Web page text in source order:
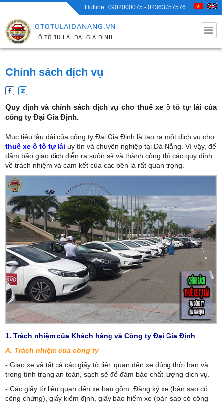
0902000075 - 02363757576
OTOTULAIDANANG.VN
Ô TÔ TỰ LÁI ĐẠI GIA ĐỊNH
Chính sách dịch vụ
Quy định và chính sách dịch vụ cho thuê xe ô tô tự lái của
công ty Đại Gia Định.
Mục tiêu lâu dài của công ty Đại Gia Định là tạo ra một dịch vụ cho
thuê xe ô tô tự lái uy tín và chuyên nghiệp tại Đà Nẵng. Vì vậy, để
đảm bảo giao dịch diễn ra suôn sẻ và thành công thì các quy định
về trách nhiệm và cam kết của các bên là rất quan trọng.
1. Trách nhiệm của Khách hàng và Công ty Đại Gia Định
A. Trách nhiệm của công ty
- Giao xe và tất cả các giấy tờ liên quan đến xe đúng thời hạn và
trong tình trạng an toàn, sạch sẽ để đảm bảo chất lượng dịch vụ.
- Các giấy tờ liên quan đến xe bao gồm: Đăng ký xe (bản sao có
công chứng), giấy kiểm định, giấy bảo hiểm xe (bản sao có công